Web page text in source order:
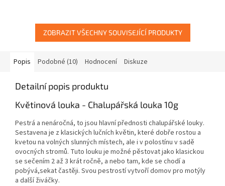
ZOBRAZIT VŠECHNY SOUVISEJÍCÍ PRODUKTY
Popis Podobné (10) Hodnocení Diskuze
Detailní popis produktu
Květinová louka - Chalupářská louka 10g
Pestrá a nenáročná, to jsou hlavní přednosti chalupářské louky.
Sestavena je z klasických lučních květin, které dobře rostou a
kvetou na volných slunných místech, ale i v polostínu v sadě
ovocných stromů. Tuto louku je možné pěstovat jako klasickou
se sečením 2 až 3 krát ročně, a nebo tam, kde se chodí a
pobývá,sekat častěji. Svou pestrostí vytvoří domov pro motýly
a další živáčky.